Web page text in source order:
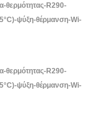
θερμότητας-R290-
ψύξη-θέρμανση-Wi-
θερμότητας-R290-
ψύξη-θέρμανση-Wi-